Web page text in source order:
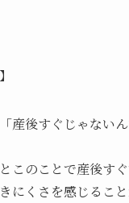
産後すぐじゃない
このことで産後す
にくさを感じるこ